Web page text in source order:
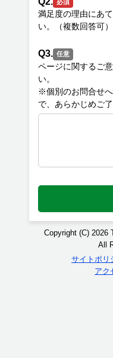
必須
満足度の理由にあ
Q3. 任意
ページに関するご
い。
※個別のお問合せ
Copyright (C) 2026
All
サイトポリ
アク